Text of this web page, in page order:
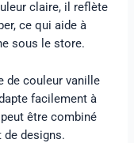
claire, il reflète
ce qui aide à
sous le store.
de couleur vanille
facilement à
être combiné
de designs.